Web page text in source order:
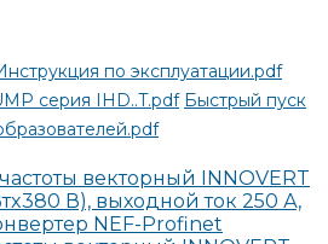
по эксплуатации.pdf
серия IHD..T.pdf Быстрый пуск